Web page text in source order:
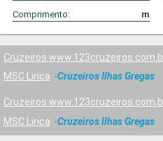
Comprimento:
m
Cruzeiros
MSC Lirica
Cruzeiros Ilhas Gregas
Cruzeiros
MSC Lirica
Cruzeiros Ilhas Gregas